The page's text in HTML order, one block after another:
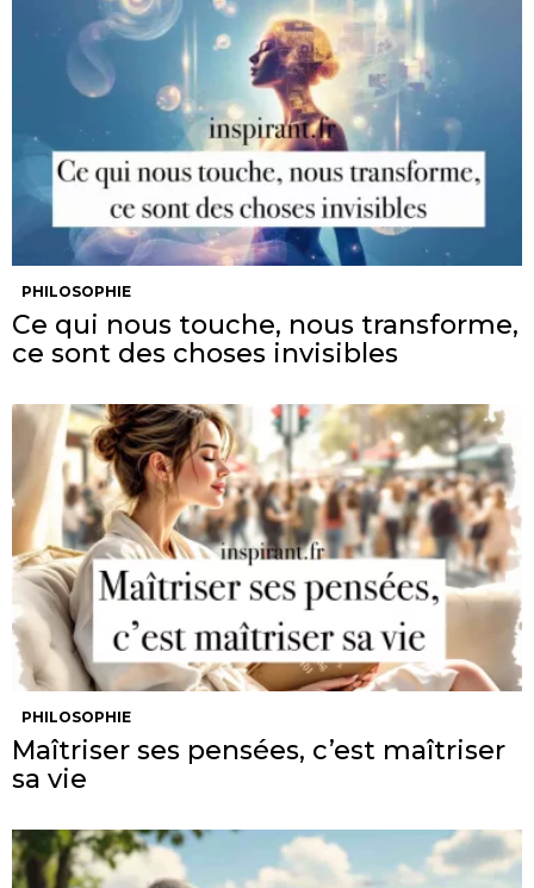
PHILOSOPHIE
Ce qui nous touche, nous transforme,
ce sont des choses invisibles
PHILOSOPHIE
Maîtriser ses pensées, c’est maîtriser
sa vie